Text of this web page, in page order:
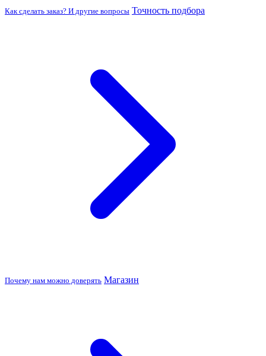
Как сделать заказ? И другие вопросы Точность подбора
Почему нам можно доверять Магазин